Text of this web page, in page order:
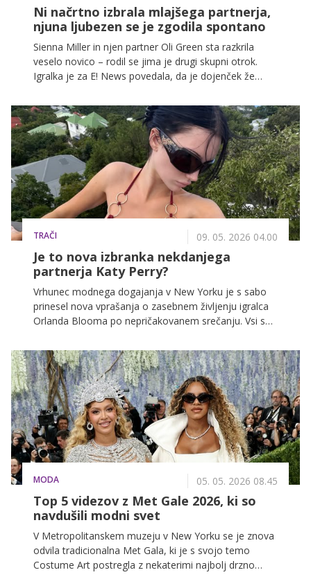
Ni načrtno izbrala mlajšega partnerja,
njuna ljubezen se je zgodila spontano
Sienna Miller in njen partner Oli Green sta razkrila
veselo novico – rodil se jima je drugi skupni otrok.
Igralka je za E! News povedala, da je dojenček že
novo dinamiko. Čeprav je utrujena, je, kot pravi,
neizmerno srečna.
TRAČI 09. 05. 2026 04.00
Je to nova izbranka nekdanjega
partnerja Katy Perry?
Vrhunec modnega dogajanja v New Yorku je s sabo
prinesel nova vprašanja o zasebnem življenju igralca
Orlanda Blooma po nepričakovanem srečanju. Vsi se
MODA 05. 05. 2026 08.45
Top 5 videzov z Met Gale 2026, ki so
navdušili modni svet
V Metropolitanskem muzeju v New Yorku se je znova
odvila tradicionalna Met Gala, ki je s svojo temo
Costume Art postregla z nekaterimi najbolj drzno